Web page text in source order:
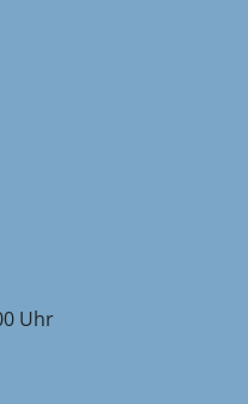
Uhr